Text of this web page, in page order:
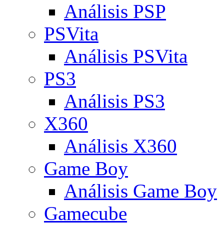
Análisis PSP
PSVita
Análisis PSVita
PS3
Análisis PS3
X360
Análisis X360
Game Boy
Análisis Game Boy
Gamecube